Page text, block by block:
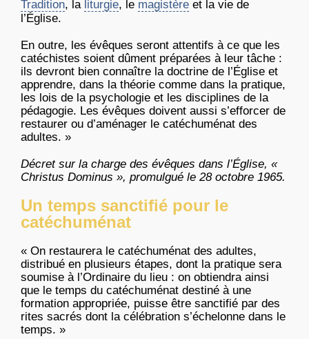
Tradition, la liturgie, le magistère et la vie de
l’Église.
En outre, les évêques seront attentifs à ce que les
catéchistes soient dûment préparées à leur tâche :
ils devront bien connaître la doctrine de l’Église et
apprendre, dans la théorie comme dans la pratique,
les lois de la psychologie et les disciplines de la
pédagogie. Les évêques doivent aussi s’efforcer de
restaurer ou d’aménager le catéchuménat des
adultes. »
Décret surla charge des évêques dans l’Église, «
Christus Dominus », promulgué le 28 octobre 1965.
Un temps sanctifié pour le
catéchuménat
« On restaurera le catéchuménat des adultes,
distribué en plusieurs étapes, dont la pratique sera
soumise à l’Ordinaire du lieu : on obtiendra ainsi
que le temps du catéchuménat destiné à une
formation appropriée, puisse être sanctifié par des
rites sacrés dont la célébration s’échelonne dans le
temps. »